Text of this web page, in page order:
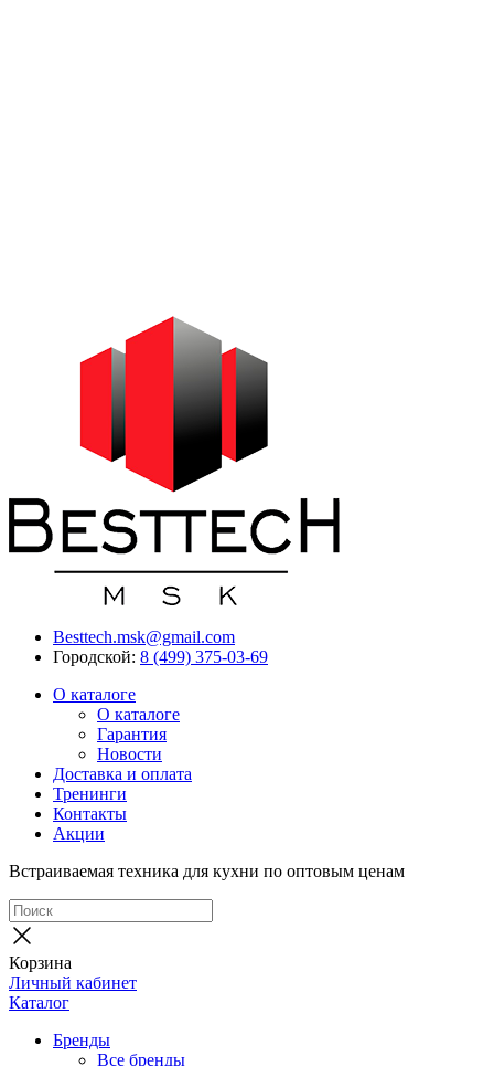
Besttech.msk@gmail.com
Городской: 8 (499) 375-03-69
О каталоге
О каталоге
Гарантия
Новости
Доставка и оплата
Тренинги
Контакты
Акции
Встраиваемая техника для кухни по оптовым ценам
Корзина
Личный кабинет
Каталог
Бренды
Все бренды